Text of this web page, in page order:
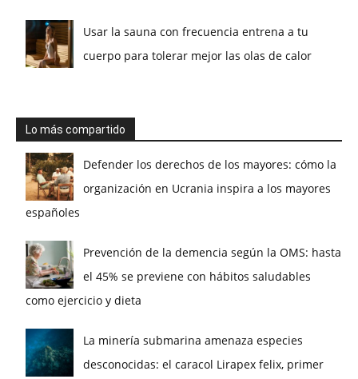
Usar la sauna con frecuencia entrena a tu
cuerpo para tolerar mejor las olas de calor
Lo más compartido
Defender los derechos de los mayores: cómo la
organización en Ucrania inspira a los mayores
españoles
Prevención de la demencia según la OMS: hasta
el 45% se previene con hábitos saludables
como ejercicio y dieta
La minería submarina amenaza especies
desconocidas: el caracol Lirapex felix, primer